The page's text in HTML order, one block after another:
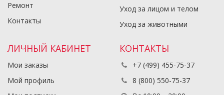
Ремонт
Контакты
Уход за лицом и телом
Уход за животными
ЛИЧНЫЙ КАБИНЕТ
Мои заказы
Мой профиль
КОНТАКТЫ
+7 (499) 455-75-37
8 (800) 550-75-37